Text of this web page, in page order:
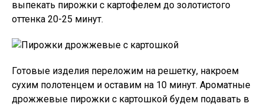
выпекать пирожки с картофелем до золотистого
оттенка 20-25 минут.
Готовые изделия переложим на решетку, накроем
сухим полотенцем и оставим на 10 минут. Ароматные
дрожжевые пирожки с картошкой будем подавать в